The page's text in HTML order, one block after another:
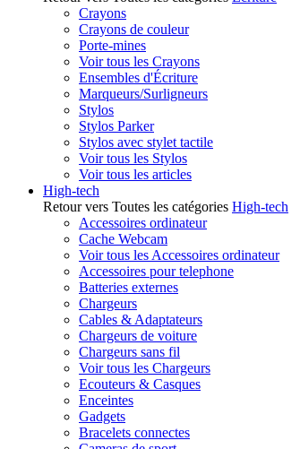
Crayons
Crayons de couleur
Porte-mines
Voir tous les Crayons
Ensembles d'Écriture
Marqueurs/Surligneurs
Stylos
Stylos Parker
Stylos avec stylet tactile
Voir tous les Stylos
Voir tous les articles
High-tech
Retour vers Toutes les catégories High-tech
Accessoires ordinateur
Cache Webcam
Voir tous les Accessoires ordinateur
Accessoires pour telephone
Batteries externes
Chargeurs
Cables & Adaptateurs
Chargeurs de voiture
Chargeurs sans fil
Voir tous les Chargeurs
Ecouteurs & Casques
Enceintes
Gadgets
Bracelets connectes